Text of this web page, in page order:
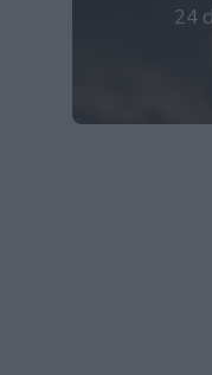
24